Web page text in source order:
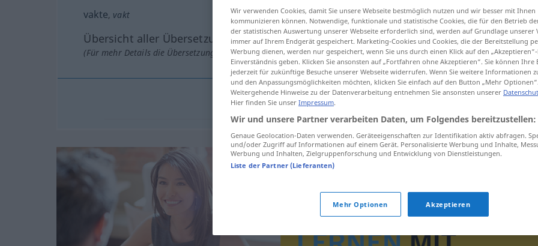
vakte, vakt
Übersicht aller Übersetzungen
(Für mehr Details die Übersetzung anklicken/antippen)
Wir verwenden Cookies, damit Sie unsere Webseite bestmöglich nutzen und wir besser mit Ihnen
kommunizieren können. Notwendige, funktionale und statistische Cookies, die für den Betrieb
der statistischen Auswertung unserer Webseite erforderlich sind, werden auf Grundlage unserer
immer auf Ihrem Endgerät gespeichert. Marketing-Cookies und Cookies, die der Bereitstellung
Werbung dienen, werden nur gespeichert, wenn Sie uns durch einen Klick auf den
Einverständnis geben. Klicken Sie ansonsten auf „Fortfahren ohne Akzeptieren“. Sie können Ihre
jederzeit für zukünftige Besuche unserer Webseite widerrufen. Wenn Sie weitere Informationen
und den Anpassungsmöglichkeiten möchten, klicken Sie einfach auf den Button „Mehr Optionen“.
Weitergehende Hinweise zu der Datenverarbeitung entnehmen Sie ansonsten unserer
Hier finden Sie unser Impressum.
Wir und unsere Partner verarbeiten Daten, um Folgendes bereitzustellen:
Genaue Geolocation-Daten verwenden. Geräteeigenschaften zur Identifikation aktiv abfragen.
und/oder Zugriff auf Informationen auf einem Gerät. Personalisierte Werbung und Inhalte,
Werbung und Inhalten, Zielgruppenforschung und Entwicklung von Dienstleistungen.
Liste der Partner (Lieferanten)
Mehr Optionen Akzeptieren